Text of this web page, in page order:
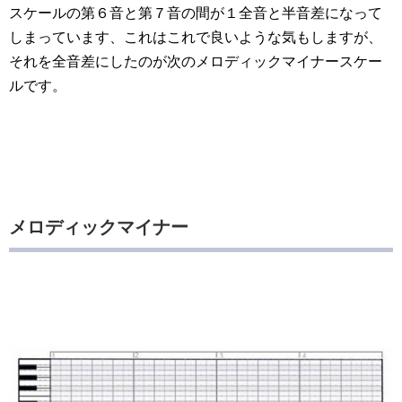
スケールの第６音と第７音の間が１全音と半音差になって
しまっています、これはこれで良いような気もしますが、
それを全音差にしたのが次のメロディックマイナースケー
ルです。
メロディックマイナー